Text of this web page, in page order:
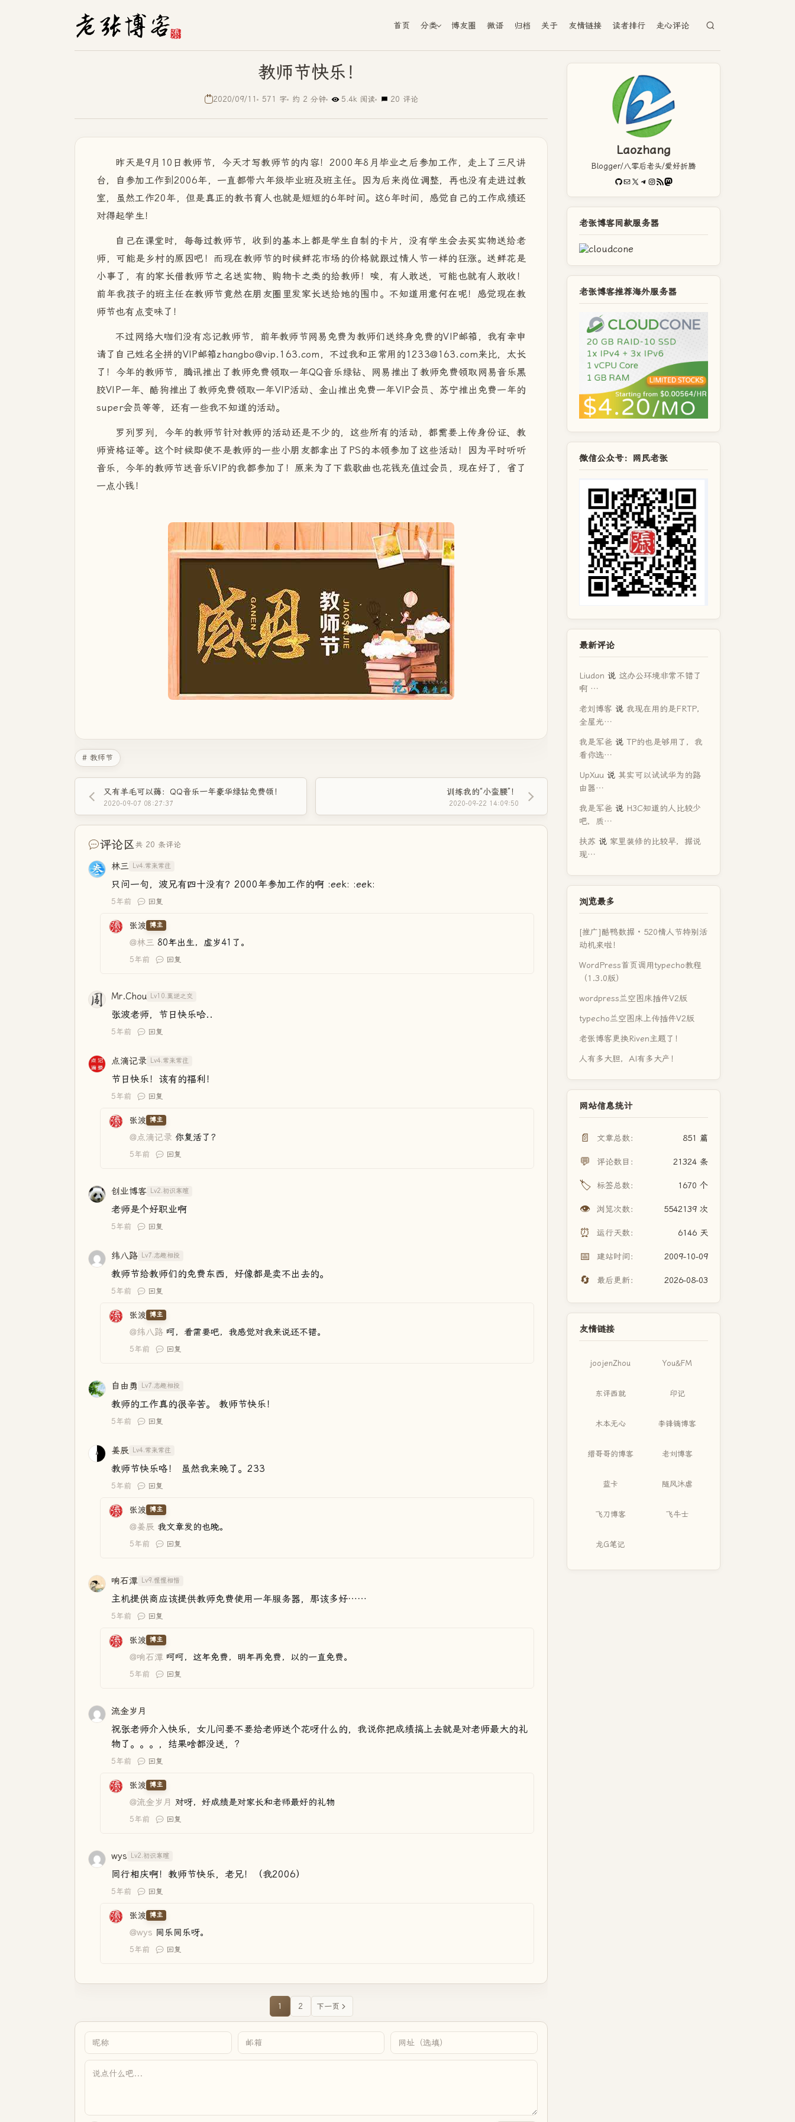
首页 分类 博友圈 微语 归档 关于 友情链接 读者排行 走心评论
教师节快乐！
2020/09/11 571 字 约 2 分钟 5.4k 阅读 20 评论
昨天是9月10日教师节，今天才写教师节的内容！2000年8月毕业之后参加工作，走上了三尺讲
台，自参加工作到2006年，一直都带六年级毕业班及班主任。因为后来岗位调整，再也没有走进过教
室，虽然工作20年，但是真正的教书育人也就是短短的6年时间。这6年时间，感觉自己的工作成绩还
对得起学生！
自己在课堂时，每每过教师节，收到的基本上都是学生自制的卡片，没有学生会去买实物送给老
师，可能是乡村的原因吧！而现在教师节的时候鲜花市场的价格就跟过情人节一样的狂涨。送鲜花是
小事了，有的家长借教师节之名送实物、购物卡之类的给教师！唉，有人敢送，可能也就有人敢收！
前年我孩子的班主任在教师节竟然在朋友圈里发家长送给她的围巾。不知道用意何在呢！感觉现在教
师节也有点变味了！
不过网络大咖们没有忘记教师节，前年教师节网易免费为教师们送终身免费的VIP邮箱，我有幸申
请了自己姓名全拼的VIP邮箱zhangbo@vip.163.com，不过我和正常用的1233@163.com来比，太长
了！今年的教师节，腾讯推出了教师免费领取一年QQ音乐绿钻、网易推出了教师免费领取网易音乐黑
胶VIP一年、酷狗推出了教师免费领取一年VIP活动、金山推出免费一年VIP会员、苏宁推出免费一年的
super会员等等，还有一些我不知道的活动。
罗列罗列，今年的教师节针对教师的活动还是不少的，这些所有的活动，都需要上传身份证、教
师资格证等。这个时候即使不是教师的一些小朋友都拿出了PS的本领参加了这些活动！因为平时听听
音乐，今年的教师节送音乐VIP的我都参加了！原来为了下载歌曲也花钱充值过会员，现在好了，省了
一点小钱！
# 教师节
又有羊毛可以薅：QQ音乐一年豪华绿钻免费领！
2020-09-07 08:27:37
训练我的“小蛮腰”！
2020-09-22 14:09:50
评论区共 20 条评论
林三 Lv4.常来常往
只问一句，波兄有四十没有？2000年参加工作的啊 :eek: :eek:
5年前 回复
张波 博主
@林三 80年出生，虚岁41了。
5年前 回复
Mr.Chou Lv10.莫逆之交
张波老师，节日快乐哈..
5年前 回复
点滴记录 Lv4.常来常往
节日快乐！该有的福利！
5年前 回复
张波 博主
@点滴记录 你复活了？
5年前 回复
创业博客 Lv2.初识寒暄
老师是个好职业啊
5年前 回复
纬八路 Lv7.志趣相投
教师节给教师们的免费东西，好像都是卖不出去的。
5年前 回复
张波 博主
@纬八路 呵，看需要吧，我感觉对我来说还不错。
5年前 回复
自由勇 Lv7.志趣相投
教师的工作真的很辛苦。 教师节快乐！
5年前 回复
姜辰 Lv4.常来常往
教师节快乐咯！ 虽然我来晚了。233
5年前 回复
张波 博主
@姜辰 我文章发的也晚。
5年前 回复
响石潭 Lv9.惺惺相惜
主机提供商应该提供教师免费使用一年服务器，那该多好……
5年前 回复
张波 博主
@响石潭 呵呵，这年免费，明年再免费，以的一直免费。
5年前 回复
流金岁月
祝张老师介入快乐，女儿问要不要给老师送个花呀什么的，我说你把成绩搞上去就是对老师最大的礼
物了。。。，结果啥都没送，?
5年前 回复
张波 博主
@流金岁月 对呀，好成绩是对家长和老师最好的礼物
5年前 回复
wys Lv2.初识寒暄
同行相庆啊！教师节快乐，老兄！（我2006）
5年前 回复
张波 博主
@wys 同乐同乐呀。
5年前 回复
1 2 下一页
Laozhang
Blogger/八零后老头/爱好折腾
GitHub
电子邮件X Telegram
Instagram
RSS FeedMastodon
老张博客同款服务器
老张博客推荐海外服务器
微信公众号：网民老张
最新评论
Liudon 说 这办公环境非常不错了
啊 …
老刘博客 说 我现在用的是FRTP，
全屋光…
我是军爸 说 TP的也是够用了，我
看你选…
UpXuu 说 其实可以试试华为的路
由器…
我是军爸 说 H3C知道的人比较少
吧，质…
扶苏 说 家里装修的比较早，据说
现…
浏览最多
[推广]酷鸭数据 · 520情人节特别活
动机来啦！
WordPress首页调用typecho教程
（1.3.0版）
wordpress兰空图床插件V2版
typecho兰空图床上传插件V2版
老张博客更换Riven主题了！
人有多大胆，AI有多大产！
网站信息统计
📄 文章总数： 851 篇
💬 评论数目： 21324 条
🏷️ 标签总数： 1670 个
👁️ 浏览次数： 5542139 次
⏰ 运行天数： 6146 天
📅 建站时间： 2009-10-09
🔄 最后更新： 2026-08-03
友情链接
joojenZhou You&FM
东评西就 印记
木本无心 李锋镝博客
缙哥哥的博客 老刘博客
蓝卡 随风沐虐
飞刀博客 飞牛士
龙G笔记